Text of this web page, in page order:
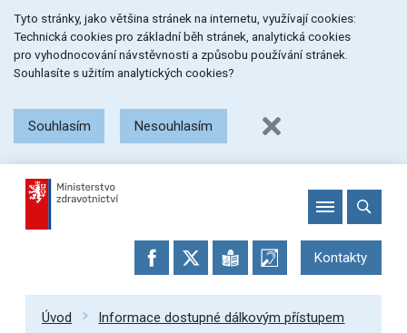
na
menu
na
obsah
na
patičku
stránky
Tyto stránky, jako většina stránek na internetu, využívají cookies:
Technická cookies pro základní běh stránek, analytická cookies
pro vyhodnocování návstěvnosti a způsobu používání stránek.
Souhlasíte s užitím analytických cookies?
Souhlasím Nesouhlasím
Kontakty
Úvod
Informace dostupné dálkovým přístupem